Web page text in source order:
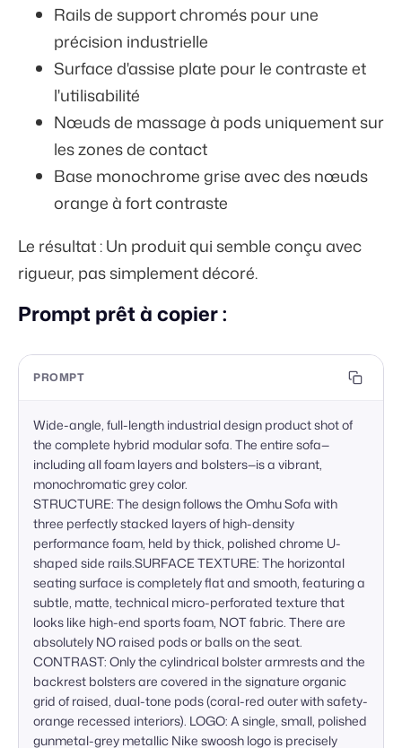
Rails de support chromés pour une
précision industrielle
Surface d'assise plate pour le contraste et
l'utilisabilité
Nœuds de massage à pods uniquement sur
les zones de contact
Base monochrome grise avec des nœuds
orange à fort contraste
Le résultat : Un produit qui semble conçu avec
rigueur, pas simplement décoré.
Prompt prêt à copier :
PROMPT
Wide-angle, full-length industrial design product shot of
the complete hybrid modular sofa. The entire sofa—
including all foam layers and bolsters—is a vibrant,
monochromatic grey color.
STRUCTURE: The design follows the Omhu Sofa with
three perfectly stacked layers of high-density
performance foam, held by thick, polished chrome U-
shaped side rails.SURFACE TEXTURE: The horizontal
seating surface is completely flat and smooth, featuring a
subtle, matte, technical micro-perforated texture that
looks like high-end sports foam, NOT fabric. There are
absolutely NO raised pods or balls on the seat.
CONTRAST: Only the cylindrical bolster armrests and the
backrest bolsters are covered in the signature organic
grid of raised, dual-tone pods (coral-red outer with safety-
orange recessed interiors). LOGO: A single, small, polished
gunmetal-grey metallic Nike swoosh logo is precisely